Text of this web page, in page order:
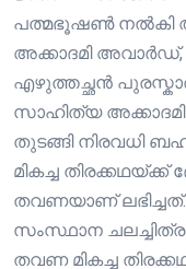
പത്മഭൂഷൺ നൽകി
അക്കാദമി അവാർഡ്,
എഴുത്തച്ഛൻ
സാഹിത്യ
തുടങ്ങി നിരവധി
മികച്ച തിരക്കഥയ്ക്ക്
തവണയാണ് ലഭിച്ചത്.
സംസ്ഥാന
തവണ മികച്ച